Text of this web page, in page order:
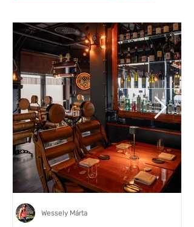
Wessely Márta